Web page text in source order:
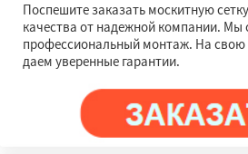
Поспешите заказать москитную
качества от надежной компании.
профессиональный монтаж. На свою
даем уверенные гарантии.